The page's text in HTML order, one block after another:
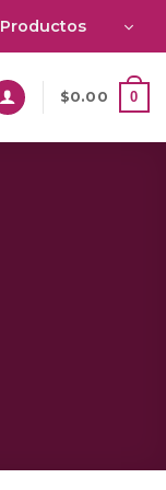
Productos
$0.00 0